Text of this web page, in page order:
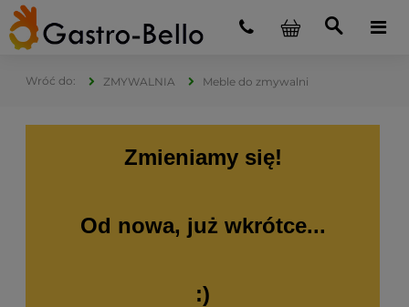
ZMYWALNIA Meble do zmywalni
Zmieniamy się!
Od nowa, już wkrótce...
:)